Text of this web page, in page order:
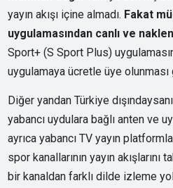
yayın akışı içine almadı. Fakat
uygulamasından canlı ve
Sport+ (S Sport Plus)
uygulamaya ücretle üye
Diğer yandan Türkiye
yabancı uydulara bağlı anten ve
ayrıca yabancı TV yayın
spor kanallarının yayın akışlarını
bir kanaldan farklı dilde izleme